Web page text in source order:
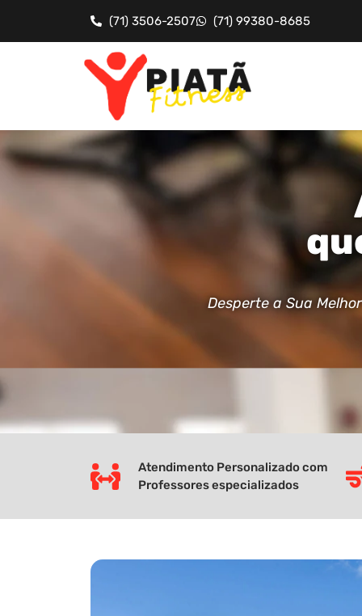
(71) 3506-2507 (71) 99380-8685
Desperte a Sua
Atendimento Personalizado com
Professores especializados